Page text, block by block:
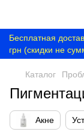
Бесплатная
грн (скидки не
Каталог
Акне